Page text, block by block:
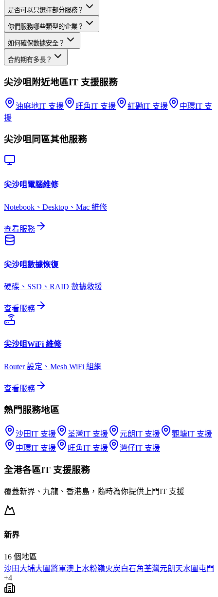
是否可以只選擇部分服務？
你們服務哪些類型的企業？
如何確保數據安全？
合約期有多長？
尖沙咀 附近地區IT 支援服務
油麻地IT 支援 旺角IT 支援 紅磡IT 支援 中環IT 支
援
尖沙咀同區其他服務
尖沙咀 電腦維修
Notebook、Desktop、Mac 維修
查看服務
尖沙咀數據恢復
硬碟、SSD、RAID 數據救援
查看服務
尖沙咀WiFi 維修
Router 設定、Mesh WiFi 組網
查看服務
熱門服務地區
沙田IT 支援 荃灣IT 支援 元朗IT 支援 觀塘IT 支援
中環IT 支援 旺角IT 支援 灣仔IT 支援
全港各區IT 支援服務
覆蓋新界、九龍、香港島，隨時為你提供上門IT 支援
新界
16 個地區
沙田大埔大圍將軍澳 上水粉嶺火炭白石角荃灣元朗天水圍 屯門
+4